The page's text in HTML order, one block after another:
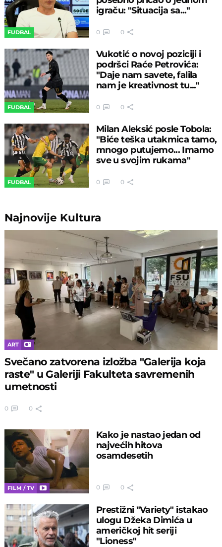
FUDBAL
igraču: "Situacija sa..."
0 0
FUDBAL
Vukotić o novoj poziciji i
podršci Raće Petrovića:
"Daje nam savete, falila
nam je kreativnost tu..."
0 0
FUDBAL
Milan Aleksić posle Tobola:
"Biće teška utakmica tamo,
mnogo putujemo... Imamo
sve u svojim rukama"
0 0
Najnovije Kultura
ART
Svečano zatvorena izložba "Galerija koja
raste" u Galeriji Fakulteta savremenih
umetnosti
0 0
FILM / TV
Kako je nastao jedan od
najvećih hitova
osamdesetih
0 0
Prestižni "Variety" istakao
ulogu Džeka Dimića u
američkoj hit seriji
"Lioness"